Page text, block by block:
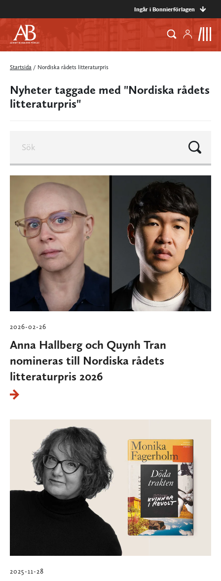
Ingår i Bonnierförlagen
Startsida / Nordiska rådets litteraturpris
Nyheter taggade med "Nordiska rådets
litteraturpris"
2026-02-26
Anna Hallberg och Quynh Tran
nomineras till Nordiska rådets
litteraturpris 2026
2025-11-28